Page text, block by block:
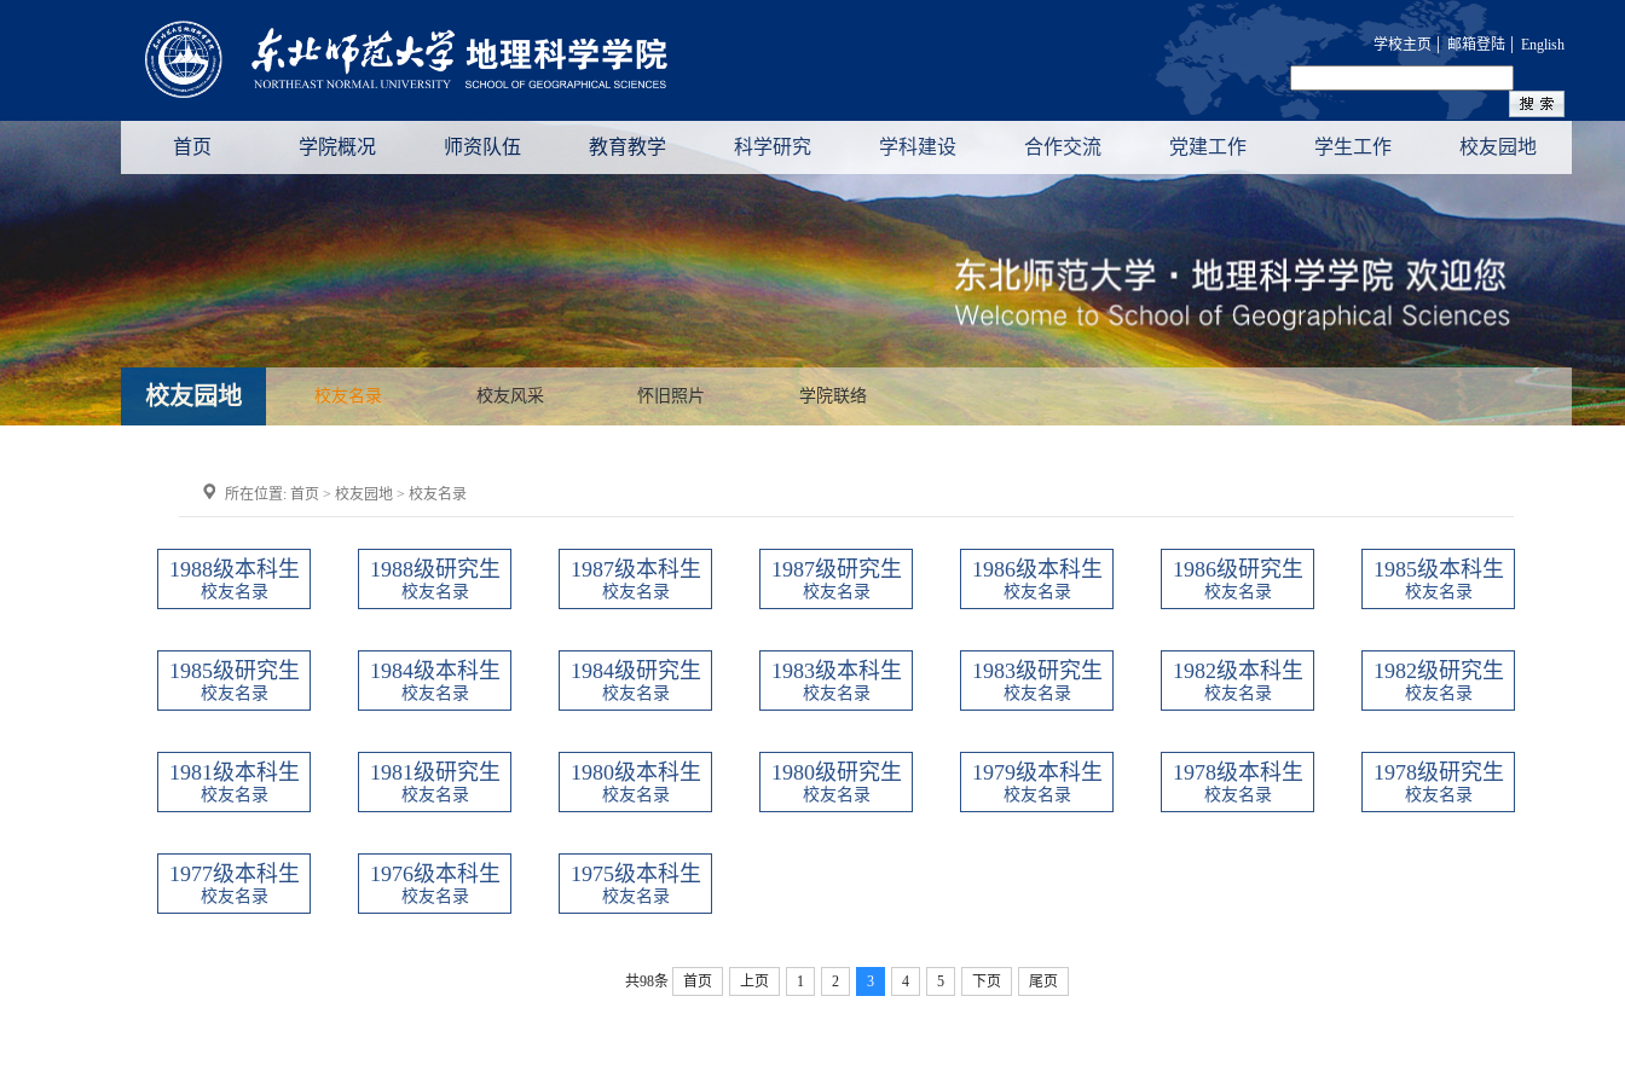
学校主页| 邮箱登陆 | English
首页 学院概况 师资队伍 教育教学 科学研究 学科建设 合作交流 党建工作 学生工作 校友园地
校友园地 校友名录 校友风采 怀旧照片 学院联络
所在位置: 首页 > 校友园地 > 校友名录
1988级本科生
校友名录
1988级研究生
校友名录
1987级本科生
校友名录
1987级研究生
校友名录
1986级本科生
校友名录
1986级研究生
校友名录
1985级本科生
校友名录
1985级研究生
校友名录
1984级本科生
校友名录
1984级研究生
校友名录
1983级本科生
校友名录
1983级研究生
校友名录
1982级本科生
校友名录
1982级研究生
校友名录
1981级本科生
校友名录
1981级研究生
校友名录
1980级本科生
校友名录
1980级研究生
校友名录
1979级本科生
校友名录
1978级本科生
校友名录
1978级研究生
校友名录
1977级本科生
校友名录
1976级本科生
校友名录
1975级本科生
校友名录
共98条 首页 上页 1 2 3 4 5 下页 尾页